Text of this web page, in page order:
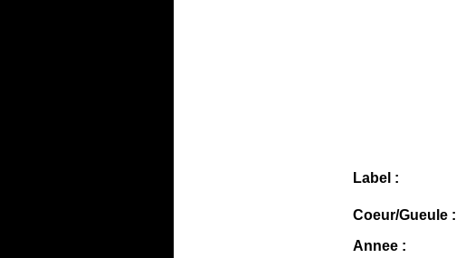
Label :
Coeur/Gueule :
Annee :